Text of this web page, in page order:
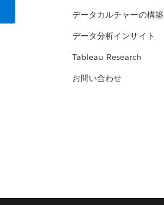
データカルチャーの構築
データ分析インサイト
Tableau Research
お問い合わせ